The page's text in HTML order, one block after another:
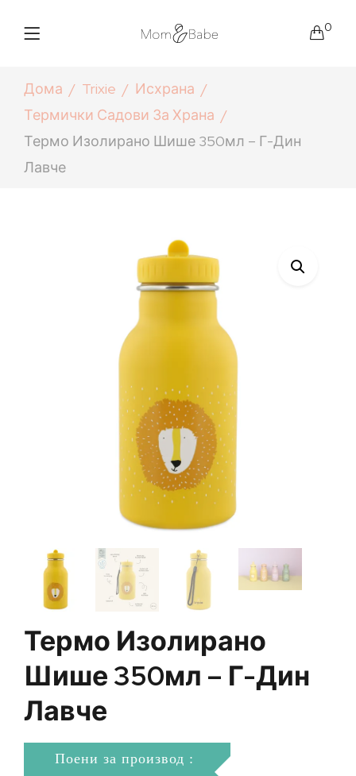
0
Дома Trixie
Исхрана
Термички Садови За Храна
Термо Изолирано Шише 350мл – Г-Дин
Лавче
Термо Изолирано
Шише 350мл – Г-Дин
Лавче
Поени за производ :